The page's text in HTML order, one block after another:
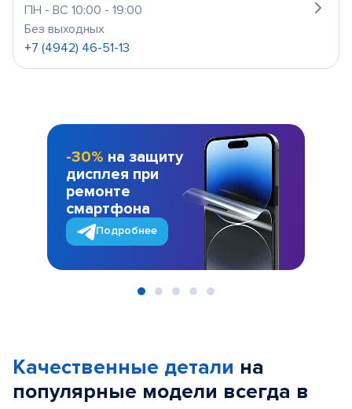
ПН - ВС 10:00 - 19:00
Без выходных
+7 (4942) 46-51-13
-30% на защиту
дисплея при
ремонте
смартфона
Подробнее
Качественные детали на
популярные модели всегда в